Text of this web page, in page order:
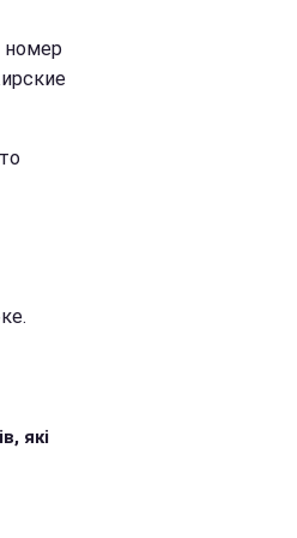
номер
які